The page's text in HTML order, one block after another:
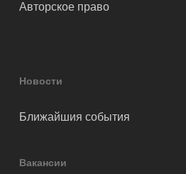
Авторское право
Новости
Ближайшия события
Вакансии